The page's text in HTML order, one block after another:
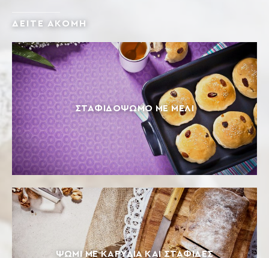
ΔΕΙΤΕ ΑΚΟΜΗ
ΣΤΑΦΙΔΌΨΩΜΟ ΜΕ ΜΈΛΙ
ΨΩΜΊ ΜΕ ΚΑΡΎΔΙΑ ΚΑΙ ΣΤΑΦΊΔΕΣ